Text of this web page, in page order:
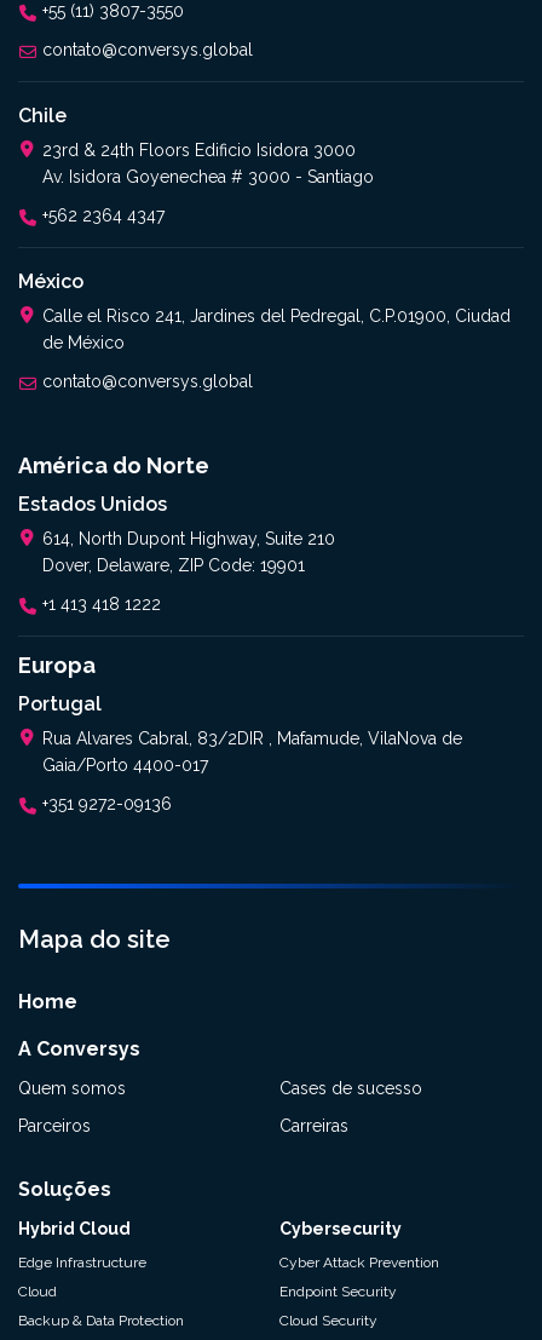
+55 (11) 3807-3550
contato@conversys.global
Chile
23rd & 24th Floors Edificio Isidora 3000
Av. Isidora Goyenechea # 3000 - Santiago
+562 2364 4347​
México
Calle el Risco 241, Jardines del Pedregal, C.P.01900, Ciudad
de México
contato@conversys.global
América do Norte
Estados Unidos
614, North Dupont Highway, Suite 210
Dover, Delaware, ZIP Code: 19901
+1 413 418 1222
Europa
Portugal
Rua Alvares Cabral, 83/2DIR , Mafamude, VilaNova de
Gaia/Porto 4400-017
+351 9272-09136
Mapa do site
Home
A Conversys
Quem somos
Parceiros
Cases de sucesso
Carreiras
Soluções
Hybrid Cloud
Edge Infrastructure
Cloud
Backup & Data Protection
Cybersecurity
Cyber Attack Prevention
Endpoint Security
Cloud Security